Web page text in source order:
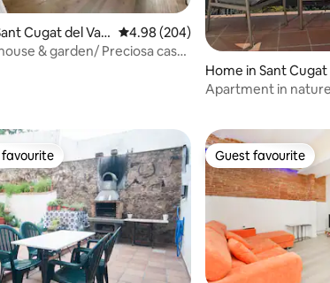
140 reviews
Cugat del Vall
4.98 out of 5 average rating, 204
4.98 (204)
& garden/ Preciosa casa
Home in Sant Cugat
ès
Apartment in
favourite Guest favourite
Guest favourite